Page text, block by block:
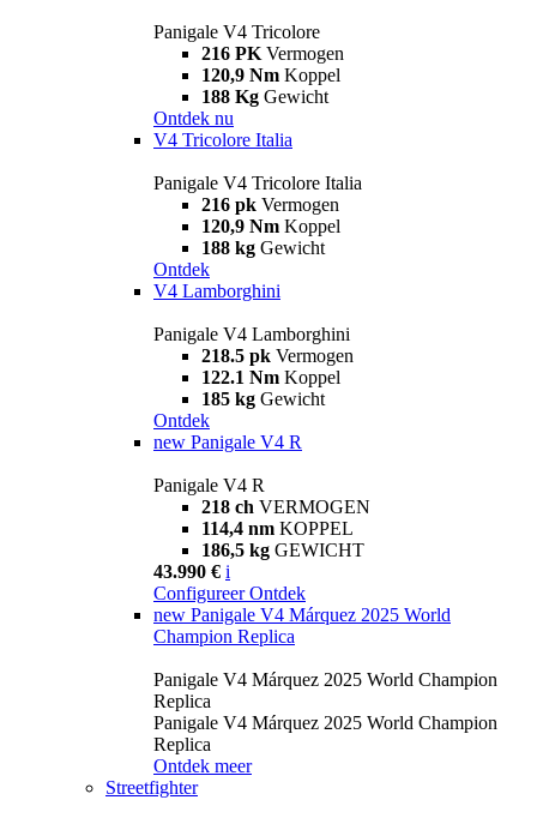
Panigale V4 Tricolore
216 PK Vermogen
120,9 Nm Koppel
188 Kg Gewicht
Ontdek nu
V4 Tricolore Italia
Panigale V4 Tricolore Italia
216 pk Vermogen
120,9 Nm Koppel
188 kg Gewicht
Ontdek
V4 Lamborghini
Panigale V4 Lamborghini
218.5 pk Vermogen
122.1 Nm Koppel
185 kg Gewicht
Ontdek
new Panigale V4 R
Panigale V4 R
218 ch VERMOGEN
114,4 nm KOPPEL
186,5 kg GEWICHT
43.990 € i
Configureer Ontdek
new Panigale V4 Márquez 2025 World
Champion Replica
Panigale V4 Márquez 2025 World Champion
Replica
Panigale V4 Márquez 2025 World Champion
Replica
Ontdek meer
Streetfighter